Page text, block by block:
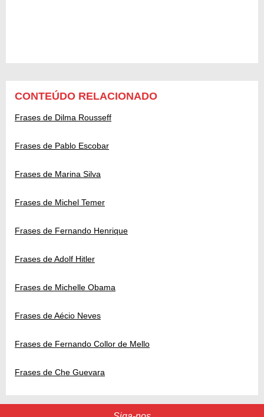
CONTEÚDO RELACIONADO
Frases de Dilma Rousseff
Frases de Pablo Escobar
Frases de Marina Silva
Frases de Michel Temer
Frases de Fernando Henrique
Frases de Adolf Hitler
Frases de Michelle Obama
Frases de Aécio Neves
Frases de Fernando Collor de Mello
Frases de Che Guevara